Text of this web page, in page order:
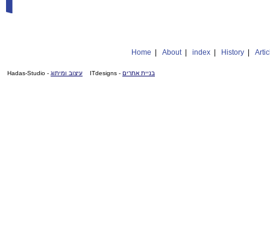
Home About| index History
בניית אתרים - ITdesigns עיצוב ומיתוג - Hadas-Studio